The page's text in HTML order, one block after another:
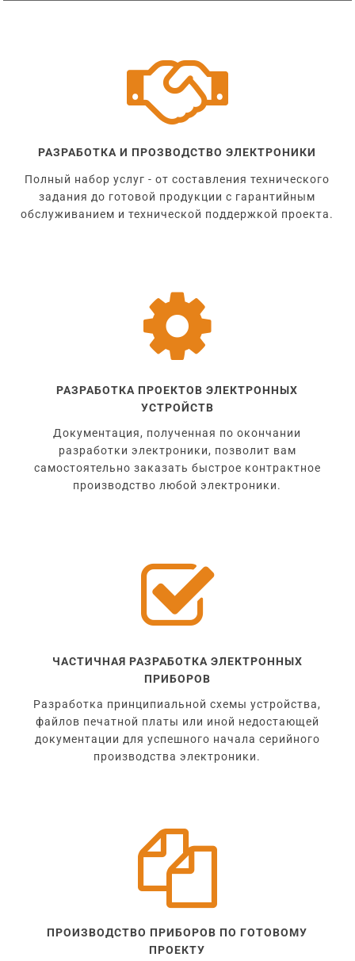

РАЗРАБОТКА И ПРОЗВОДСТВО ЭЛЕКТРОНИКИ
Полный набор услуг - от составления технического
задания до готовой продукции с гарантийным
обслуживанием и технической поддержкой проекта.

РАЗРАБОТКА ПРОЕКТОВ ЭЛЕКТРОННЫХ
УСТРОЙСТВ
Документация, полученная по окончании
разработки электроники, позволит вам
самостоятельно заказать быстрое контрактное
производство любой электроники.

ЧАСТИЧНАЯ РАЗРАБОТКА ЭЛЕКТРОННЫХ
ПРИБОРОВ
Разработка принципиальной схемы устройства,
файлов печатной платы или иной недостающей
документации для успешного начала серийного
производства электроники.

ПРОИЗВОДСТВО ПРИБОРОВ ПО ГОТОВОМУ
ПРОЕКТУ